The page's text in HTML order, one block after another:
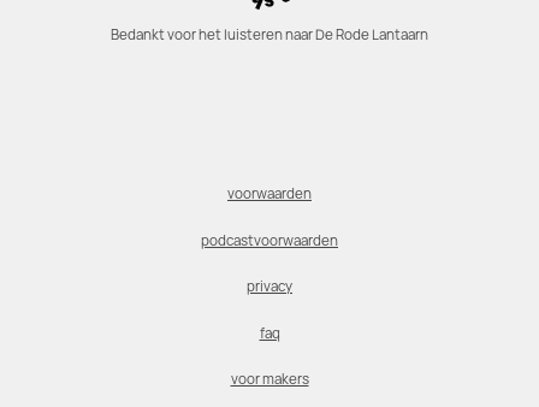
Bedankt voor het luisteren naar De Rode Lantaarn
voorwaarden
podcastvoorwaarden
privacy
faq
voor makers